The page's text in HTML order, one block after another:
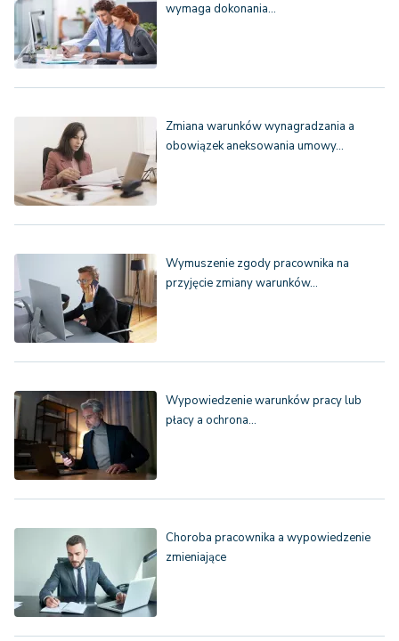
wymaga dokonania…
Zmiana warunków wynagradzania a
obowiązek aneksowania umowy…
Wymuszenie zgody pracownika na
przyjęcie zmiany warunków…
Wypowiedzenie warunków pracy lub
płacy a ochrona…
Choroba pracownika a wypowiedzenie
zmieniające